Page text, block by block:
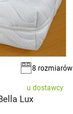
8 rozmiarów
u dostawcy
Lux